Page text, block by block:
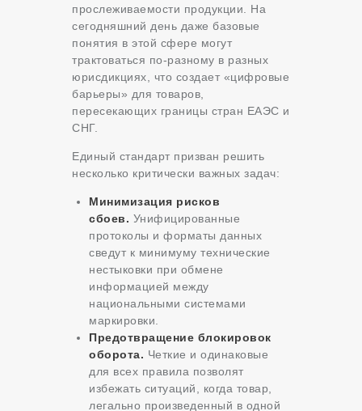
прослеживаемости продукции. На
сегодняшний день даже базовые
понятия в этой сфере могут
трактоваться по-разному в разных
юрисдикциях, что создает «цифровые
барьеры» для товаров,
пересекающих границы стран ЕАЭС и
СНГ.
Единый стандарт призван решить
несколько критически важных задач:
Минимизация рисков
сбоев. Унифицированные
протоколы и форматы данных
сведут к минимуму технические
нестыковки при обмене
информацией между
национальными системами
маркировки.
Предотвращение блокировок
оборота. Четкие и одинаковые
для всех правила позволят
избежать ситуаций, когда товар,
легально произведенный в одной